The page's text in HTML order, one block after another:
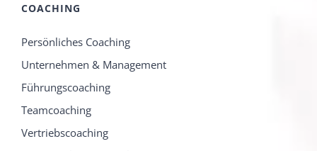
COACHING
Persönliches Coaching
Unternehmen & Management
Führungscoaching
Teamcoaching
Vertriebscoaching